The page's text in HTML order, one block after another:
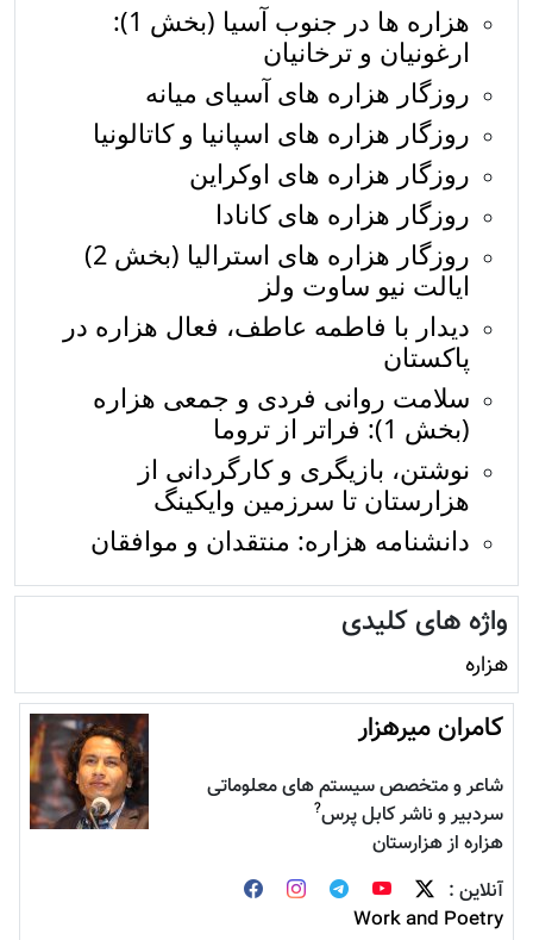
هزاره ها در جنوب آسیا (بخش 1):
ارغونیان و ترخانیان
روزگار هزاره های آسیای میانه
روزگار هزاره های اسپانیا و کاتالونیا
روزگار هزاره های اوکراین
روزگار هزاره های کانادا
روزگار هزاره های استرالیا (بخش 2)
ایالت نیو ساوت ولز
دیدار با فاطمه عاطف، فعال هزاره در
پاکستان
سلامت روانی فردی و جمعی هزاره
(بخش 1): فراتر از تروما
نوشتن، بازیگری و کارگردانی از
هزارستان تا سرزمین وایکینگ
دانشنامه هزاره: منتقدان و موافقان
واژه های کلیدی
هزاره
کامران میرهزار
شاعر و متخصص سیستم های معلوماتی
سردبیر و ناشر کابل پرس?
هزاره از هزارستان
آنلاین :
Work and Poetry